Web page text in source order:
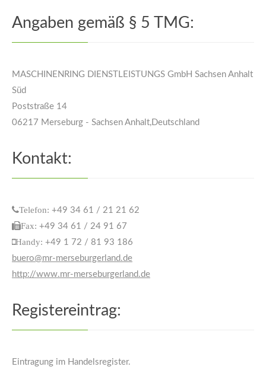
Angaben gemäß § 5 TMG:
MASCHINENRING DIENSTLEISTUNGS GmbH Sachsen Anhalt
Süd
Poststraße 14
06217 Merseburg - Sachsen Anhalt, Deutschland
Kontakt:
Telefon: +49 34 61 / 21 21 62
Fax: +49 34 61 / 24 91 67
Handy: +49 1 72 / 81 93 186
buero@mr-merseburgerland.de
http://www.mr-merseburgerland.de
Registereintrag:
Eintragung im Handelsregister.